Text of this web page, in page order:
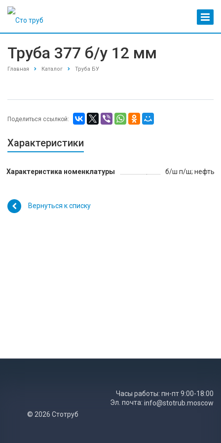
Труба 377 б/у 12 мм
Главная Каталог Труба БУ
Поделиться ссылкой:
Характеристики
Характеристика номенклатуры б/ш п/ш; нефть
Вернуться к списку
Часы работы: пн-пт 9:00-18:00
Эл. почта: info@stotrub.moscow
© 2026 Стотруб